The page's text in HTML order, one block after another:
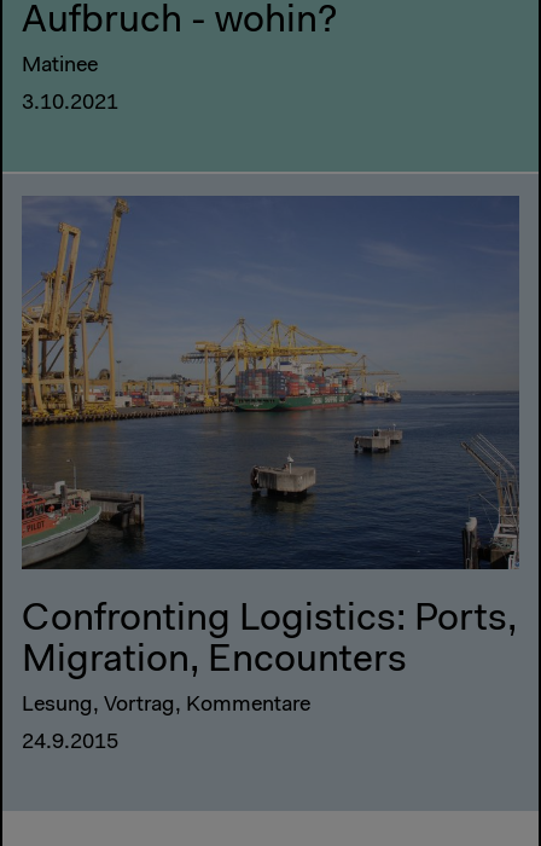
Aufbruch - wohin?
Matinee
3.10.2021
Confronting Logistics: Ports,
Migration, Encounters
Lesung, Vortrag, Kommentare
24.9.2015